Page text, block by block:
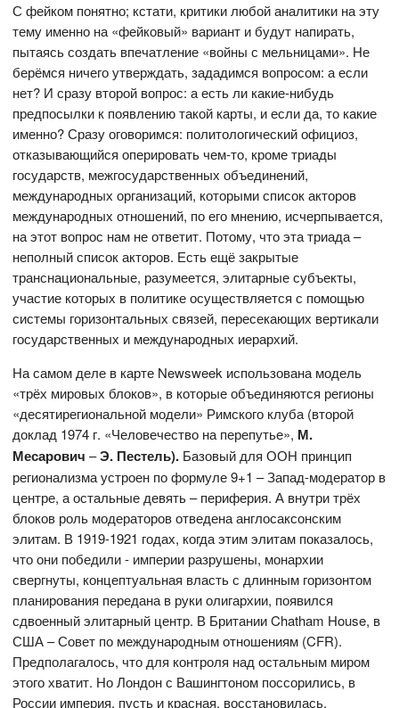
С фейком понятно; кстати, критики любой аналитики на эту
тему именно на «фейковый» вариант и будут напирать,
пытаясь создать впечатление «войны с мельницами». Не
берёмся ничего утверждать, зададимся вопросом: а если
нет? И сразу второй вопрос: а есть ли какие-нибудь
предпосылки к появлению такой карты, и если да, то какие
именно? Сразу оговоримся: политологический официоз,
отказывающийся оперировать чем-то, кроме триады
государств, межгосударственных объединений,
международных организаций, которыми список акторов
международных отношений, по его мнению, исчерпывается,
на этот вопрос нам не ответит. Потому, что эта триада –
неполный список акторов. Есть ещё закрытые
транснациональные, разумеется, элитарные субъекты,
участие которых в политике осуществляется с помощью
системы горизонтальных связей, пересекающих вертикали
государственных и международных иерархий.
На самом деле в карте Newsweek использована модель
«трёх мировых блоков», в которые объединяются регионы
«десятирегиональной модели» Римского клуба (второй
доклад 1974 г. «Человечество на перепутье», М.
Месарович–Э. Пестель). Базовый для ООН принцип
регионализма устроен по формуле 9+1 – Запад-модератор в
центре, а остальные девять – периферия. А внутри трёх
блоков роль модераторов отведена англосаксонским
элитам. В 1919-1921 годах, когда этим элитам показалось,
что они победили - империи разрушены, монархии
свергнуты, концептуальная власть с длинным горизонтом
планирования передана в руки олигархии, появился
сдвоенный элитарный центр. В Британии Chatham House, в
США – Совет по международным отношениям (CFR).
Предполагалось, что для контроля над остальным миром
этого хватит. Но Лондон с Вашингтоном поссорились, в
России империя, пусть и красная, восстановилась,